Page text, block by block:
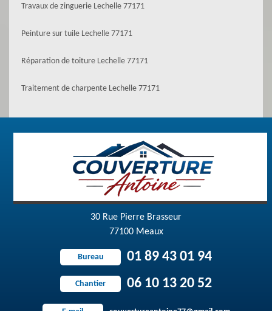
Travaux de zinguerie Lechelle 77171
Peinture sur tuile Lechelle 77171
Réparation de toiture Lechelle 77171
Traitement de charpente Lechelle 77171
30 Rue Pierre Brasseur
77100 Meaux
Bureau 01 89 43 01 94
Chantier 06 10 13 20 52